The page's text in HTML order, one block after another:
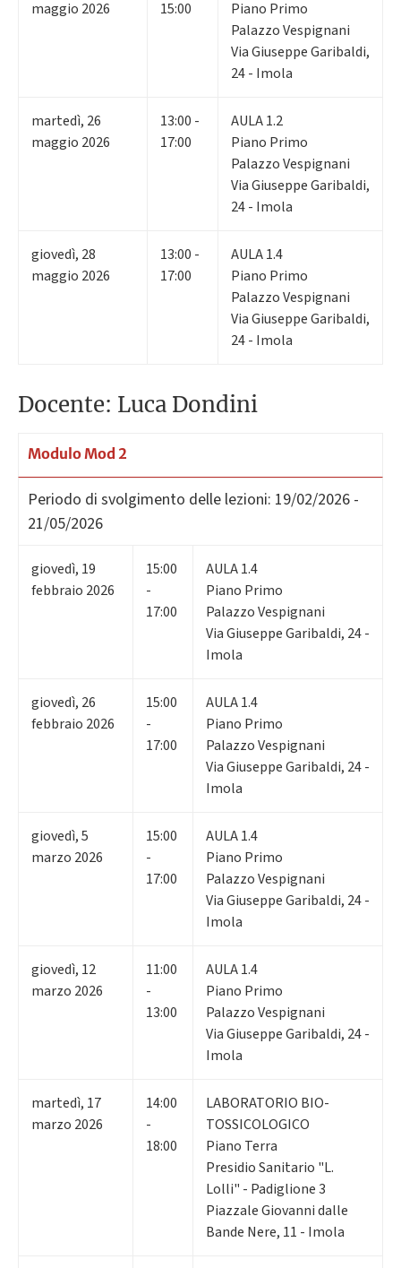
maggio 2026 15:00
Piano Primo
Palazzo Vespignani
Via Giuseppe Garibaldi,
24 - Imola
martedì, 26
maggio 2026
13:00 -
17:00
AULA 1.2
Piano Primo
Palazzo Vespignani
Via Giuseppe Garibaldi,
24 - Imola
giovedì, 28
maggio 2026
13:00 -
17:00
AULA 1.4
Piano Primo
Palazzo Vespignani
Via Giuseppe Garibaldi,
24 - Imola
Docente: Luca Dondini
Modulo Mod 2
Periodo di svolgimento delle lezioni: 19/02/2026 -
21/05/2026
giovedì, 19
febbraio 2026
15:00
-
17:00
AULA 1.4
Piano Primo
Palazzo Vespignani
Via Giuseppe Garibaldi, 24 -
Imola
giovedì, 26
febbraio 2026
15:00
-
17:00
AULA 1.4
Piano Primo
Palazzo Vespignani
Via Giuseppe Garibaldi, 24 -
Imola
giovedì,5
marzo 2026
15:00
-
17:00
AULA 1.4
Piano Primo
Palazzo Vespignani
Via Giuseppe Garibaldi, 24 -
Imola
giovedì, 12
marzo 2026
11:00
-
13:00
AULA 1.4
Piano Primo
Palazzo Vespignani
Via Giuseppe Garibaldi, 24 -
Imola
martedì, 17
marzo 2026
14:00
-
18:00
LABORATORIO BIO-
TOSSICOLOGICO
Piano Terra
Presidio Sanitario "L.
Lolli" - Padiglione 3
Piazzale Giovanni dalle
Bande Nere, 11 - Imola